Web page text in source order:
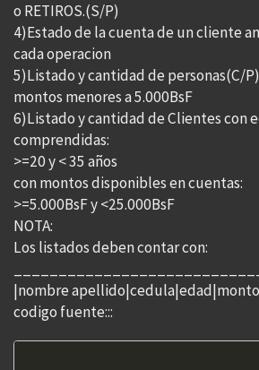
o RETIROS.(S/P)
4)Estado de la cuenta de un cliente
cada operacion
5)Listado y cantidad de personas(C/
montos menores a 5.000BsF
6)Listado y cantidad de Clientes con
comprendidas:
>=20 y < 35 años
con montos disponibles en cuentas:
>=5.000BsF y <25.000BsF
NOTA:
Los listados deben contar con:
|nombre
codigo fuente:::